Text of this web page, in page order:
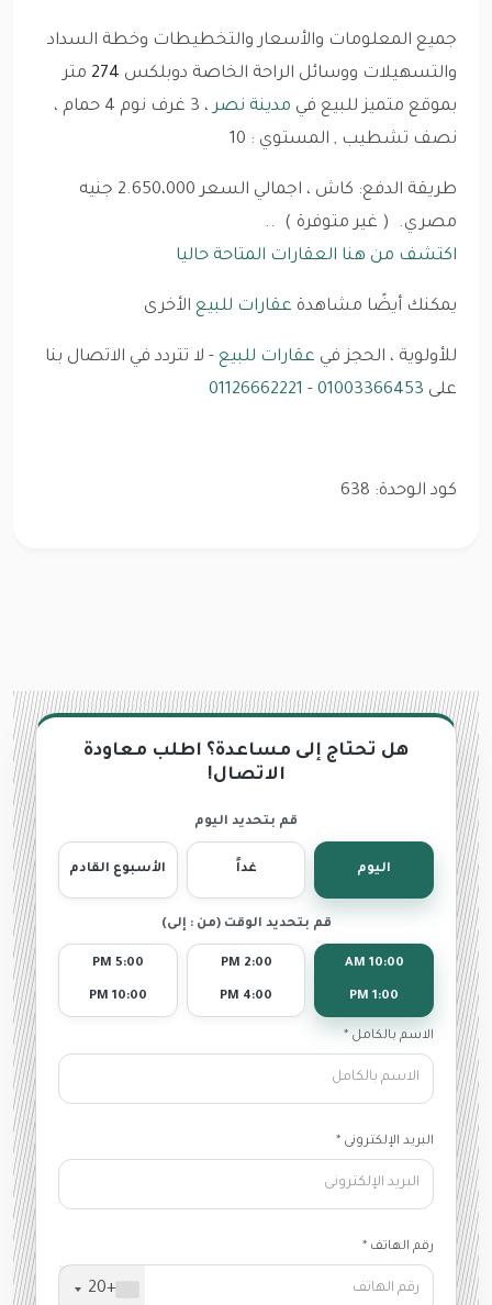
جميع المعلومات والأسعار والتخطيطات وخطة السداد
والتسهيلات ووسائل الراحة الخاصة دوبلكس 274 متر
بموقع متميز للبيع في مدينة نصر
، 3 غرف نوم 4 حمام ،
نصف تشطيب , المستوي : 10
طريقة الدفع: كاش ، اجمالي السعر 2.650،000 جنيه
مصري. ( غير متوفرة ) ..
اكتشف من هنا العقارات المتاحة حاليا
يمكنك أيضًا مشاهدة عقارات للبيع الأخرى
للأولوية ، الحجز في عقارات للبيع - لا تتردد في الاتصال بنا
على 01003366453
-
01126662221
كود الوحدة: 638
هل تحتاج إلى مساعدة؟ اطلب معاودة
الاتصال!
قم بتحديد اليوم
اليوم غداً الأسبوع القادم
قم بتحديد الوقت (من : إلى)
10:00 AM
1:00 PM
2:00 PM
4:00 PM
5:00 PM
10:00 PM
الاسم بالكامل *
البريد الإلكترونى *
رقم الهاتف *
+20